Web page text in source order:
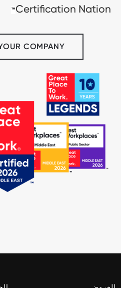
Certification Nation
™
COMPANY